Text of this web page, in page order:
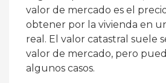
valor de mercado es el
obtener por la vivienda en
real. El valor catastral suele
valor de mercado, pero
algunos casos.